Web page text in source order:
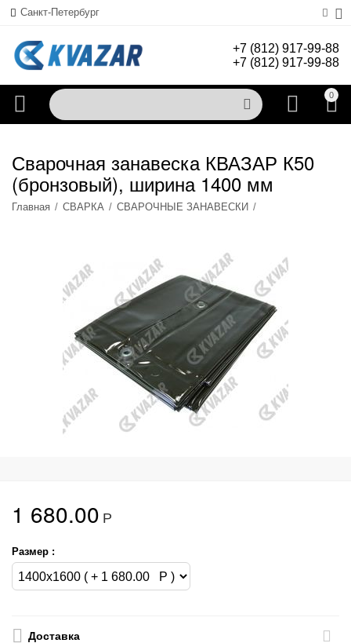
Санкт-Петербург
+7 (812) 917-99-88
+7 (812) 917-99-88
0
Сварочная занавеска КВАЗАР К50
(бронзовый), ширина 1400 мм
Главная / СВАРКА / СВАРОЧНЫЕ ЗАНАВЕСКИ /
1 680.00 Р
Размер :
Доставка